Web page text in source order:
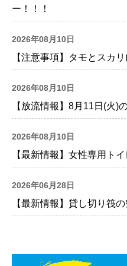
ー！！！
2026年08月10日
【注意事項】タモとスカ
2026年08月10日
【放流情報】8月11日(火)
2026年08月10日
【最新情報】女性専用ト
2026年06月28日
【最新情報】貸し切り筏